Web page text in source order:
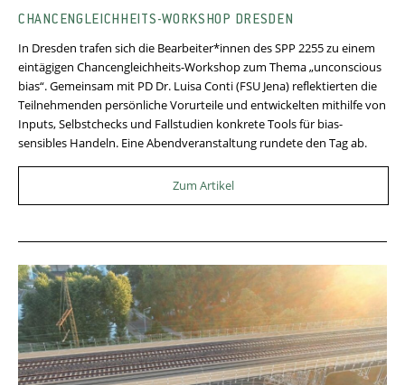
CHANCENGLEICHHEITS-WORKSHOP DRESDEN
In Dresden trafen sich die Bearbeiter*innen des SPP 2255 zu einem
eintägigen Chancengleichheits-Workshop zum Thema „unconscious
bias“. Gemeinsam mit PD Dr. Luisa Conti (FSU Jena) reflektierten die
Teilnehmenden persönliche Vorurteile und entwickelten mithilfe von
Inputs, Selbstchecks und Fallstudien konkrete Tools für bias-
sensibles Handeln. Eine Abendveranstaltung rundete den Tag ab.
Zum Artikel